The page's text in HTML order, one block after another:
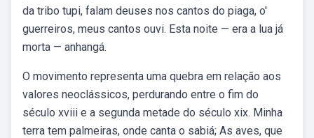
da tribo tupi, falam deuses nos cantos do piaga, o'
guerreiros, meus cantos ouvi. Esta noite — era a lua já
morta — anhangá.
O movimento representa uma quebra em relação aos
valores neoclássicos, perdurando entre o fim do
século xviii e a segunda metade do século xix. Minha
terra tem palmeiras, onde canta o sabiá; As aves, que